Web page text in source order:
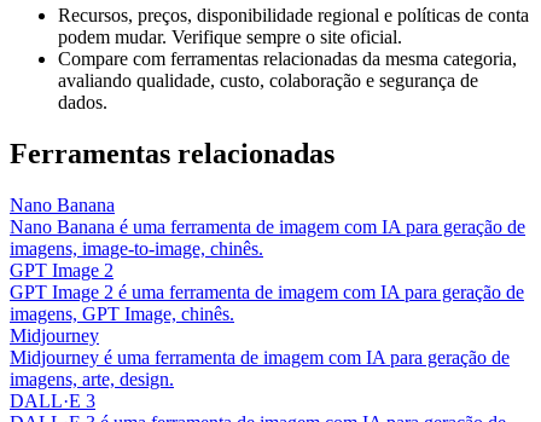
Recursos, preços, disponibilidade regional e políticas de conta
podem mudar. Verifique sempre o site oficial.
Compare com ferramentas relacionadas da mesma categoria,
avaliando qualidade, custo, colaboração e segurança de
dados.
Ferramentas relacionadas
Nano Banana
Nano Banana é uma ferramenta de imagem com IA para geração de
imagens, image-to-image, chinês.
GPT Image 2
GPT Image 2 é uma ferramenta de imagem com IA para geração de
imagens, GPT Image, chinês.
Midjourney
Midjourney é uma ferramenta de imagem com IA para geração de
imagens, arte, design.
DALL·E 3